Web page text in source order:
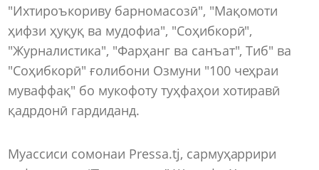
"Ихтироъкориву барномасозӣ", "Мақомоти
ҳифзи ҳуқуқ ва мудофиа", "Соҳибкорӣ",
"Журналистика", "Фарҳанг ва санъат", Тиб" ва
"Соҳибкорӣ" ғолибони Озмуни "100 чеҳраи
муваффақ" бо мукофоту туҳфаҳои хотиравӣ
қадрдонӣ гардиданд.
Муассиси сомонаи Pressa.tj, сармуҳаррири